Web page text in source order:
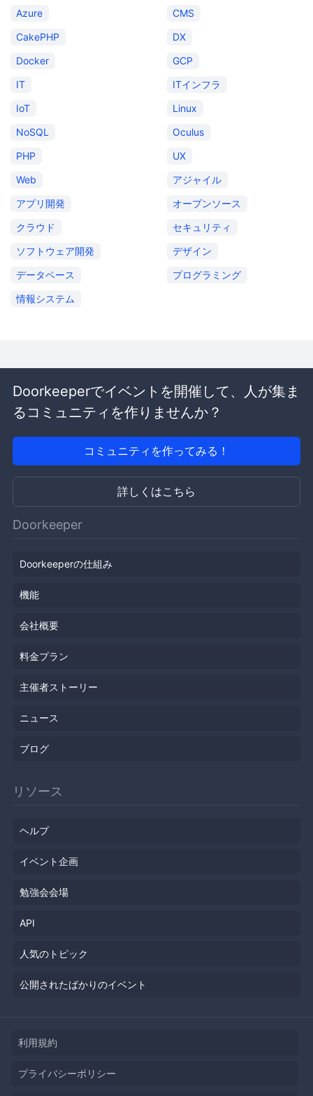
Azure
CMS
CakePHP
DX
Docker
GCP
IT
ITインフラ
IoT
Linux
NoSQL
Oculus
PHP
UX
Web
アジャイル
アプリ開発
オープンソース
クラウド
セキュリティ
ソフトウェア開発
デザイン
データベース
プログラミング
情報システム
Doorkeeperでイベントを開催して、人が集ま
るコミュニティを作りませんか？
コミュニティを作ってみる！
詳しくはこちら
Doorkeeper
Doorkeeperの仕組み
機能
会社概要
料金プラン
主催者ストーリー
ニュース
ブログ
リソース
ヘルプ
イベント企画
勉強会会場
API
人気のトピック
公開されたばかりのイベント
利用規約
プライバシーポリシー